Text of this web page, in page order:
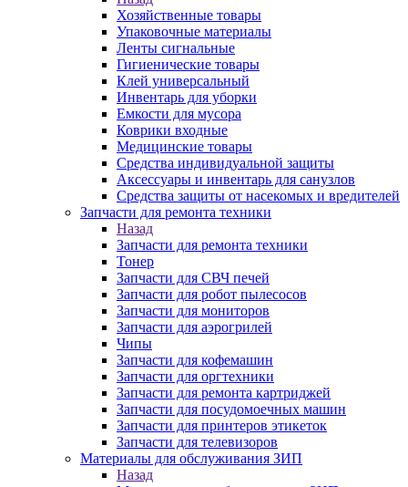
Хозяйственные товары
Упаковочные материалы
Ленты сигнальные
Гигиенические товары
Клей универсальный
Инвентарь для уборки
Емкости для мусора
Коврики входные
Медицинские товары
Средства индивидуальной защиты
Аксессуары и инвентарь для санузлов
Средства защиты от насекомых и вредителей
Запчасти для ремонта техники
Назад
Запчасти для ремонта техники
Тонер
Запчасти для СВЧ печей
Запчасти для робот пылесосов
Запчасти для мониторов
Запчасти для аэрогрилей
Чипы
Запчасти для кофемашин
Запчасти для оргтехники
Запчасти для ремонта картриджей
Запчасти для посудомоечных машин
Запчасти для принтеров этикеток
Запчасти для телевизоров
Материалы для обслуживания ЗИП
Назад